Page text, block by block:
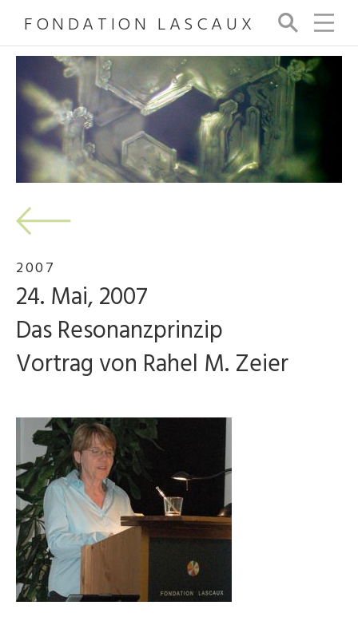
FONDATION LASCAUX
Su
ch
e
2007
24. Mai, 2007
Das Resonanzprinzip
Vortrag von Rahel M. Zeier